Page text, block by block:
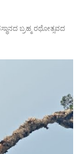
ಬ್ರಹ್ಮ ರಥೋತ್ಸವದ